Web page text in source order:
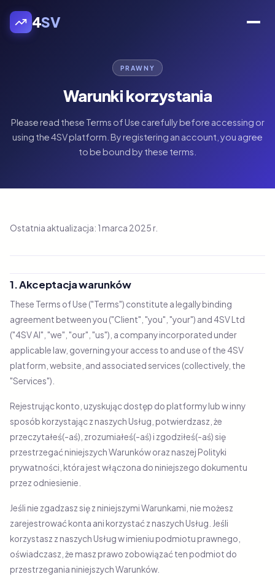
4SV
PRAWNY
Warunki korzystania
Please read these Terms of Use carefully before accessing or
using the 4SV platform. By registering an account, you agree
to be bound by these terms.
Ostatnia aktualizacja: 1 marca 2025 r.
1. Akceptacja warunków
These Terms of Use ("Terms") constitute a legally binding
agreement between you ("Client", "you", "your") and 4SV Ltd
("4SV AI", "we", "our", "us"), a company incorporated under
applicable law, governing your access to and use of the 4SV
platform, website, and associated services (collectively, the
"Services").
Rejestrując konto, uzyskując dostęp do platformy lub w inny
sposób korzystając z naszych Usług, potwierdzasz, że
przeczytałeś(-aś), zrozumiałeś(-aś) i zgodziłeś(-aś) się
przestrzegać niniejszych Warunków oraz naszej Polityki
prywatności, która jest włączona do niniejszego dokumentu
przez odniesienie.
Jeśli nie zgadzasz się z niniejszymi Warunkami, nie możesz
zarejestrować konta ani korzystać z naszych Usług. Jeśli
korzystasz z naszych Usług w imieniu podmiotu prawnego,
oświadczasz, że masz prawo zobowiązać ten podmiot do
przestrzegania niniejszych Warunków.